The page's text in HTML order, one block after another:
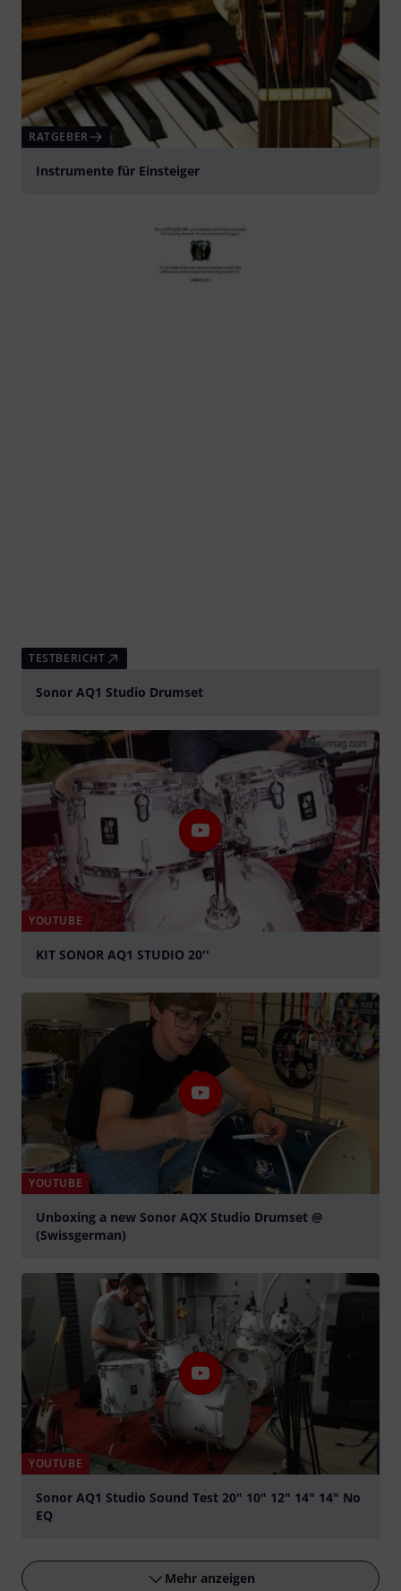
RATGEBER
Instrumente für Einsteiger
TESTBERICHT
Sonor AQ1 Studio Drumset
YOUTUBE
KIT SONOR AQ1 STUDIO 20''
YOUTUBE
Unboxing a new Sonor AQX Studio Drumset @
(Swissgerman)
YOUTUBE
Sonor AQ1 Studio Sound Test 20" 10" 12" 14" 14" No
EQ
Mehr anzeigen